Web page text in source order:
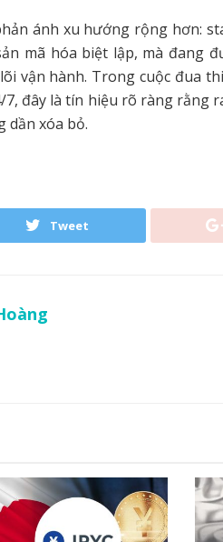
ánh xu hướng rộng hơn:
mã hóa biệt lập, mà đang
vận hành. Trong cuộc đua
đây là tín hiệu rõ ràng rằng
dần xóa bỏ.
Tweet